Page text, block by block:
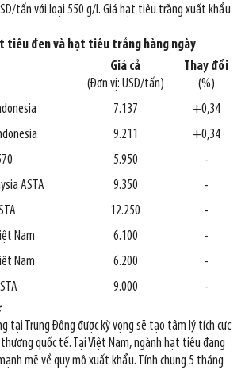
tấn với loại 550 g/l. Giá hạt tiêu trắng xuất khẩu
tiêu đen và hạt tiêu trắng hàng ngày
Giá cả
(Đơn vị: USD/tấn)
Thay đổi
(%)
7.137
+0,34
9.211
+0,34
5.950
-
ASTA
9.350
-
12.250
-
Nam
6.100
-
Nam
6.200
-
9.000
-
tại Trung Đông được kỳ vọng sẽ tạo tâm lý tích cực
quốc tế. Tại Việt Nam, ngành hạt tiêu đang
mẽ về quy mô xuất khẩu. Tính chung 5 tháng